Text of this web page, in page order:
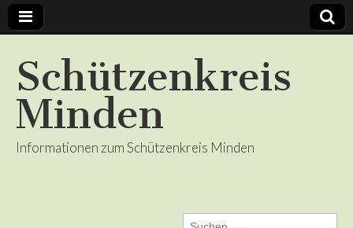
Schützenkreis
Minden
Informationen zum Schützenkreis Minden
Suchen